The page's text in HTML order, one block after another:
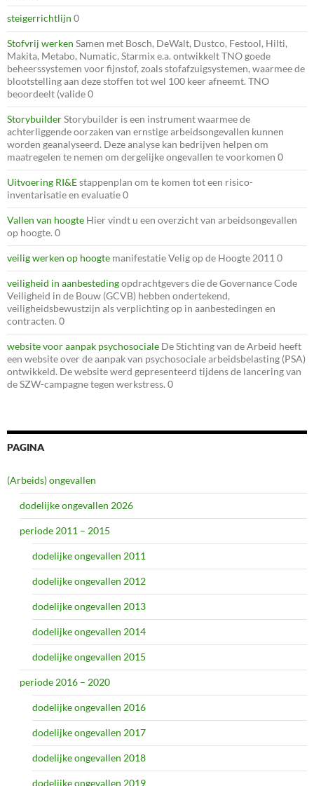
steigerrichtlijn 0
Stofvrij werken Samen met Bosch, DeWalt, Dustco, Festool, Hilti,
Makita, Metabo, Numatic, Starmix e.a. ontwikkelt TNO goede
beheerssystemen voor fijnstof, zoals stofafzuigsystemen, waarmee de
blootstelling aan deze stoffen tot wel 100 keer afneemt. TNO
beoordeelt (valide 0
StorybuilderStorybuilder is een instrument waarmee de
achterliggende oorzaken van ernstige arbeidsongevallen kunnen
worden geanalyseerd. Deze analyse kan bedrijven helpen om
maatregelen te nemen om dergelijke ongevallen te voorkomen 0
Uitvoering RI&Estappenplan om te komen tot een risico-
inventarisatie en evaluatie 0
Vallen van hoogte Hier vindt u een overzicht van arbeidsongevallen
op hoogte. 0
veilig werken op hoogte manifestatie Velig op de Hoogte 2011 0
veiligheid in aanbestedingopdrachtgevers die de Governance Code
Veiligheid in de Bouw (GCVB) hebben ondertekend,
veiligheidsbewustzijn als verplichting op in aanbestedingen en
contracten. 0
website voor aanpak psychosociale De Stichting van de Arbeid heeft
een website over de aanpak van psychosociale arbeidsbelasting (PSA)
ontwikkeld. De website werd gepresenteerd tijdens de lancering van
de SZW-campagne tegen werkstress. 0
PAGINA
(Arbeids) ongevallen
dodelijke ongevallen 2026
periode 2011 – 2015
dodelijke ongevallen 2011
dodelijke ongevallen 2012
dodelijke ongevallen 2013
dodelijke ongevallen 2014
dodelijke ongevallen 2015
periode 2016 – 2020
dodelijke ongevallen 2016
dodelijke ongevallen 2017
dodelijke ongevallen 2018
dodelijke ongevallen 2019